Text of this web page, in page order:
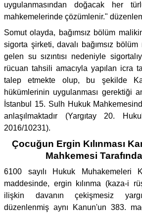
uygulanmasından doğacak her
mahkemelerinde çözümlenir."
Somut olayda, bağımsız bölüm
sigorta şirketi, davalı bağımsız
gelen su sızıntısı nedeniyle
rücuan tahsili amacıyla yapılan icra
talep etmekte olup, bu şekilde
hükümlerinin uygulanması gerektiği
İstanbul 15. Sulh Hukuk
anlaşılmaktadır (Yargıtay 20.
2016/10231).
Çocuğun Ergin Kılınması
Mahkemesi
6100 sayılı Hukuk Muhakemeleri
maddesinde, ergin kılınma (kaza-i
ilişkin davanın çekişmesiz
düzenlenmiş aynı Kanun'un 383.